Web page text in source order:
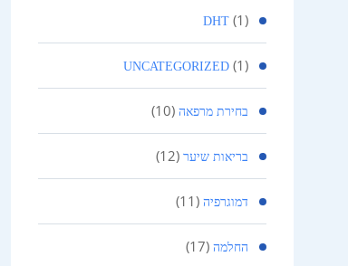
DHT (1)
UNCATEGORIZED (1)
בחירת מרפאה (10)
בריאות שיער (12)
דמוגרפיה (11)
החלמה (17)